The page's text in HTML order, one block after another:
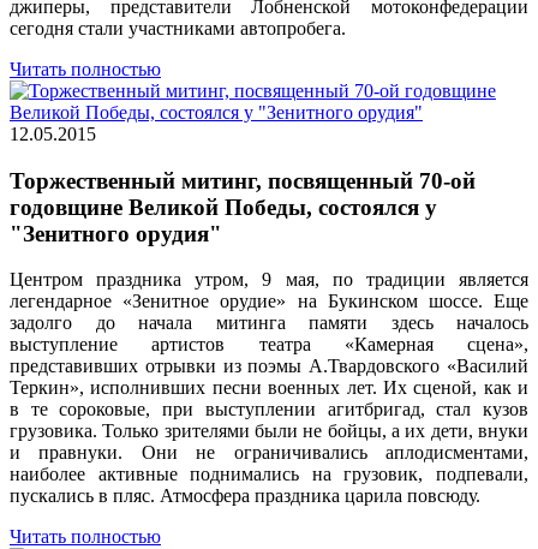
джиперы, представители Лобненской мотоконфедерации
сегодня стали участниками автопробега.
Читать полностью
12.05.2015
Торжественный митинг, посвященный 70-ой
годовщине Великой Победы, состоялся у
"Зенитного орудия"
Центром праздника утром, 9 мая, по традиции является
легендарное «Зенитное орудие» на Букинском шоссе. Еще
задолго до начала митинга памяти здесь началось
выступление артистов театра «Камерная сцена»,
представивших отрывки из поэмы А.Твардовского «Василий
Теркин», исполнивших песни военных лет. Их сценой, как и
в те сороковые, при выступлении агитбригад, стал кузов
грузовика. Только зрителями были не бойцы, а их дети, внуки
и правнуки. Они не ограничивались аплодисментами,
наиболее активные поднимались на грузовик, подпевали,
пускались в пляс. Атмосфера праздника царила повсюду.
Читать полностью